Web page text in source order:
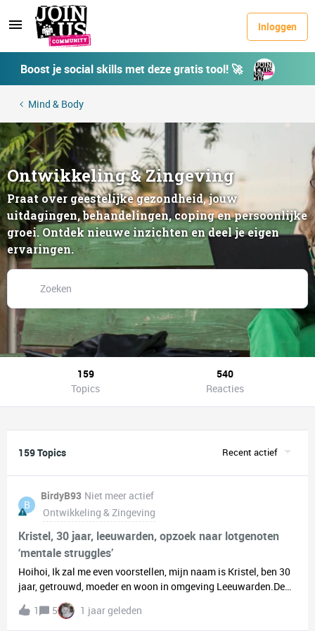
Inloggen
Boost je social skills met deze gratis tool! 🚀
Mind & Body
Ontwikkeling & Zingeving
Praat over geestelijke gezondheid, jouw
uitdagingen, behandelingen, coping en persoonlijke
groei. Ontdek nieuwe inzichten en deel je eigen
ervaringen.
159
Topics
540
Reacties
159 Topics Recent actief
B
BirdyB93 Niet meer actief
Ontwikkeling & Zingeving
Kristel, 30 jaar, leeuwarden, opzoek naar lotgenoten
‘mentale struggles’
Hoihoi, Ik zal me even voorstellen, mijn naam is Kristel, ben 30
jaar, getrouwd, moeder en woon in omgeving Leeuwarden.De
reden dat ik deze topic start, is omdat ik een groot deel van mijn
leven worstel met angststoornissen en dit soms best eenzaam
1 5 1 jaar geleden